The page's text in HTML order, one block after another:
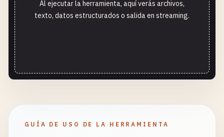
Al ejecutar la herramienta, aquí verás archivos,
texto, datos estructurados o salida en streaming.
GUÍA DE USO DE LA HERRAMIENTA